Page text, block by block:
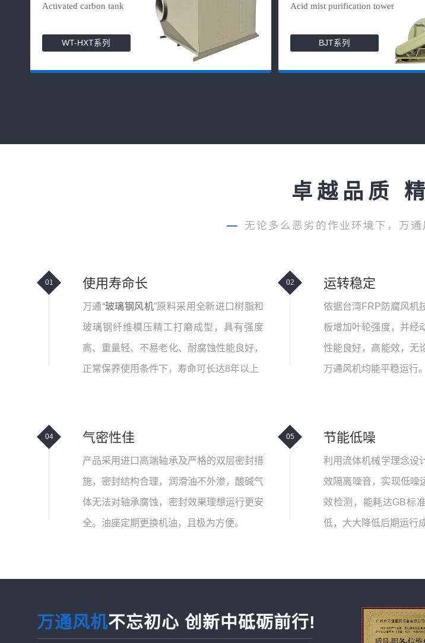
Activated carbon tank
WT-HXT系列
Acid mist purification tower
BJT系列
卓越品质
— 无论多么恶劣的作业环境下，万
01 使用寿命长
万通“玻璃钢风机”原料采用全新进口树脂和
玻璃钢纤维模压精工打磨成型，具有强度
高、重量轻、不易老化、耐腐蚀性能良好，
正常保养使用条件下，寿命可长达8年以上
02 运转稳定
依据台湾FRP防腐风机
板增加叶轮强度，并经
性能良好，高能效，无
万通风机均能平稳运行。
04 气密性佳
产品采用进口高端轴承及严格的双层密封措
施，密封结构合理，润滑油不外渗，酸碱气
体无法对轴承腐蚀，密封效果理想运行更安
全。油座定期更换机油，且极为方便。
05 节能低噪
利用流体机械学理念设
效隔离噪音，实现低噪
效检测，能耗达GB标
低，大大降低后期运行
万通风机不忘初心 创新中砥砺前行!